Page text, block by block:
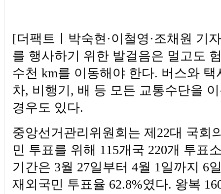
[더팩트ㅣ박숙현·이철영·조채원 기
를 행사하기 위한 발걸음은 멀고도
수천 km를 이동해야 한다. 버스와
차, 비행기, 배 등 모든 교통수단을
경우도 있다.
중앙선거관리위원회는 제22대 국회
민 투표를 위해 115개국 220개 투표
기간은 3월 27일부터 4월 1일까지 6
재외국민 투표율 62.8%였다. 왕복